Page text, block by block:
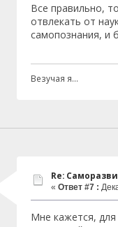
Все правильно,
отвлекать от
самопознания, и
Везучая я...
Re:
« Ответ #7 :
Мне кажется,